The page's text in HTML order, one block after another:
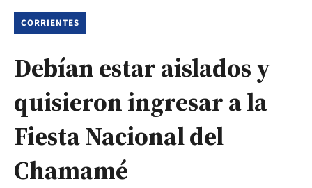
CORRIENTES
Debían estar aislados y
quisieron ingresar a la
Fiesta Nacional del
Chamamé